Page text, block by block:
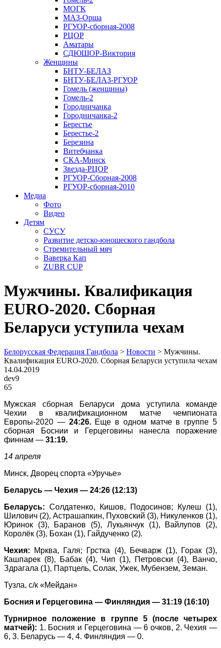
МОГК
МАЗ-Орша
РГУОР-сборная-2008
РЦОР
Аматары
СДЮШОР-Виктория
Женщины
БНТУ-БЕЛАЗ
БНТУ-БЕЛАЗ-РГУОР
Гомель (женщины)
Гомель-2
Городничанка
Городничанка-2
Берестье
Берестье-2
Березина
Витебчанка
СКА-Минск
Звезда-РЦОР
РГУОР-Сборная-2008
РГУОР-сборная-2010
Медиа
Фото
Видео
Детям
СУСУ
Развитие детско-юношеского гандбола
Стремительный мяч
Ваверка Кап
ZUBR CUP
Мужчины. Квалификация
EURO-2020. Сборная
Беларуси уступила чехам
Белорусская Федерация Гандбола > Новости > Мужчины.
Квалификация EURO-2020. Сборная Беларуси уступила чехам
14.04.2019
dev9
65
Мужская сборная Беларуси дома уступила команде
Чехии в квалификационном матче чемпионата
Европы-2020 — 24:26. Еще в одном матче в группе 5
сборная Боснии и Герцеговины нанесла поражение
финнам — 31:19.
14 апреля
Минск, Дворец спорта «Уручье»
Беларусь — Чехия — 24:26 (12:13)
Беларусь: Солдатенко, Кишов, Подосинов; Кулеш (1),
Шилович (2), Астрашапкин, Пуховский (3), Никуленков (1),
Юринок (3), Баранов (5), Лукьянчук (1), Вайлупов (2),
Королёк (3), Бохан (1), Гайдученко (2).
Чехия: Мрква, Галя; Грстка (4), Бечварж (1), Горак (3),
Кашпарек (8), Бабак (4), Чип (1), Петровски (4), Ванчо,
Здрагала (1), Партцель, Солак, Ужек, Мубензем, Земан.
Тузла, с/к «Мейдан»
Босния и Герцеговина — Финляндия — 31:19 (16:10)
Турнирное положение в группе 5 (после четырех
матчей): 1. Босния и Герцеговина — 6 очков, 2. Чехия —
6, 3. Беларусь — 4, 4. Финляндия — 0.